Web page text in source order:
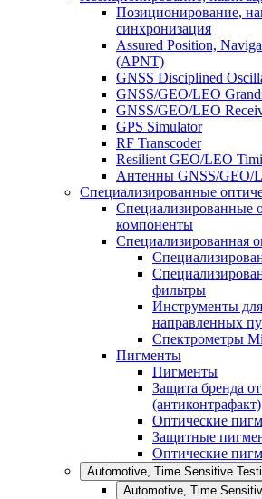
Позиционирование,
синхронизация
Assured Position,
(APNT)
GNSS Disciplined
GNSS/GEO/LEO
GNSS/GEO/LEO
GPS Simulator
RF Transcoder
Resilient GEO/LEO
Антенны GNSS/GEO/
Специализированные
Специализированные
компоненты
Специализированная
фильтры
Инструменты
направленных
Спектрометры
Пигменты
Пигменты
Защита бренда
(антиконтрафакт)
Оптические
Защитные
Оптические
Automotive, Time Sensitive
Automotive, Time